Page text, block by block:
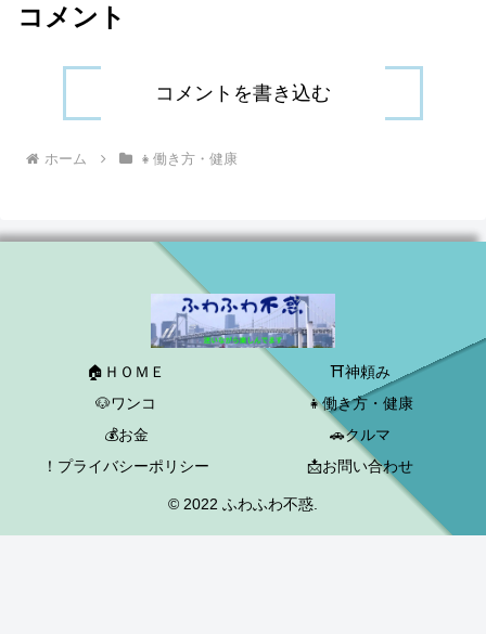
コメント
コメントを書き込む
ホーム 👧働き方・健康
🏠ＨＯＭＥ
⛩神頼み
🐶ワンコ
👧働き方・健康
💰お金
🚗クルマ
！プライバシーポリシー
📩お問い合わせ
© 2022 ふわふわ不惑.